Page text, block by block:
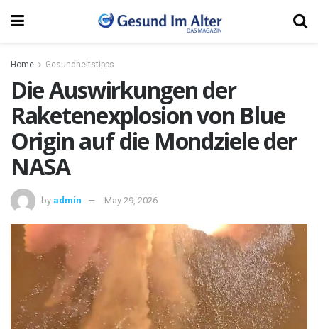
Home Gesundheitstipps
Die Auswirkungen der
Raketenexplosion von Blue
Origin auf die Mondziele der
NASA
by admin May 29, 2026